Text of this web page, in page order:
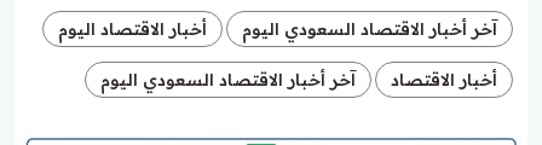
آخر أخبار الاقتصاد السعودي اليوم أخبار الاقتصاد اليوم
أخبار الاقتصاد آخر أخبار الاقتصاد السعودي اليوم